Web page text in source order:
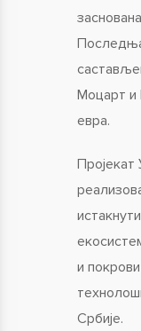
Моцарт и
евра.
Пројекат
и
Србије.